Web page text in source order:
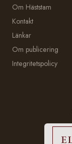
Om Häststam
Kontakt
Länkar
Om publicering
Integritetspolicy